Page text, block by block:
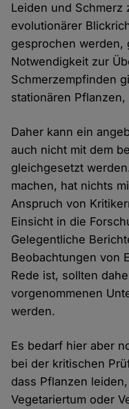
Leiden und Schmerz
evolutionärer
gesprochen werden,
Notwendigkeit zur
Schmerzempfinden
stationären
Daher kann ein
auch nicht mit dem
gleichgesetzt
machen, hat nichts
Anspruch von
Einsicht in die
Gelegentliche
Beobachtungen von
Rede ist, sollten
vorgenommenen
werden.
Es bedarf hier aber
bei der kritischen
dass Pflanzen
Vegetariertum oder